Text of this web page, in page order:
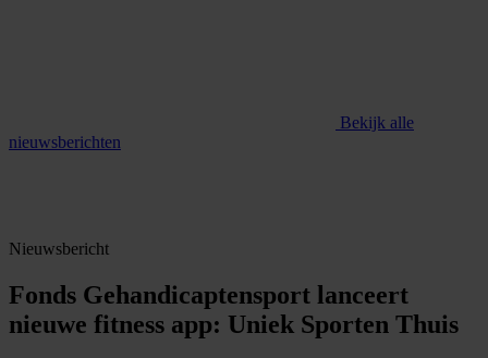
Bekijk alle
nieuwsberichten
Nieuwsbericht
Fonds Gehandicaptensport lanceert
nieuwe fitness app: Uniek Sporten Thuis